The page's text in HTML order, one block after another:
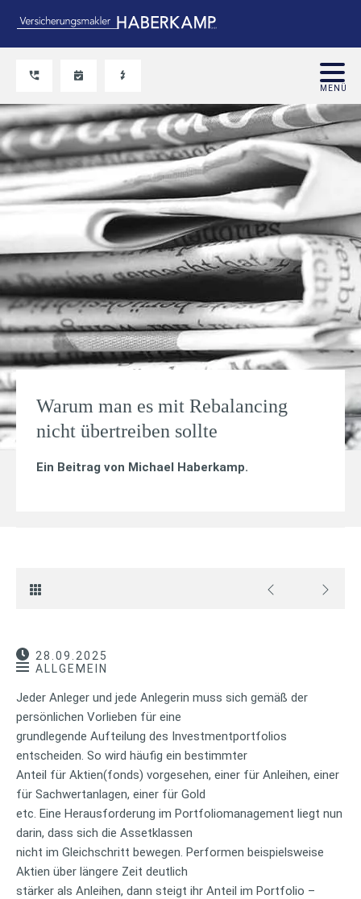
Warum man es mit Rebalancing
nicht übertreiben sollte
Ein Beitrag von Michael Haberkamp.
28.09.2025
ALLGEMEIN
Jeder Anleger und jede Anlegerin muss sich gemäß der
persönlichen Vorlieben für eine
grundlegende Aufteilung des Investmentportfolios
entscheiden. So wird häufig ein bestimmter
Anteil für Aktien(fonds) vorgesehen, einer für Anleihen, einer
für Sachwertanlagen, einer für Gold
etc. Eine Herausforderung im Portfoliomanagement liegt nun
darin, dass sich die Assetklassen
nicht im Gleichschritt bewegen. Performen beispielsweise
Aktien über längere Zeit deutlich
stärker als Anleihen, dann steigt ihr Anteil im Portfolio –